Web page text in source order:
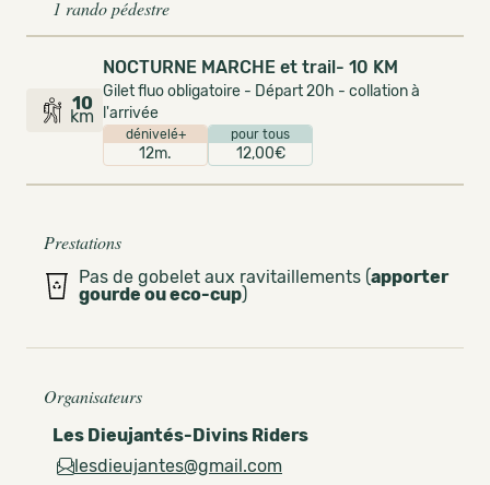
1 rando pédestre
10
km
NOCTURNE MARCHE et trail- 10 KM
Gilet fluo obligatoire - Départ 20h - collation à
l'arrivée
dénivelé+
12m.
pour tous
12,00€
Prestations
Pas de gobelet aux ravitaillements (apporter
gourde ou eco-cup)
Organisateurs
Les Dieujantés-Divins Riders
lesdieujantes@gmail.com